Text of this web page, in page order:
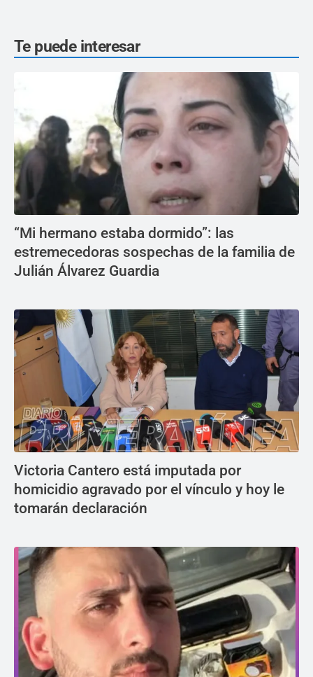
Te puede interesar
“Mi hermano estaba dormido”: las
estremecedoras sospechas de la familia de
Julián Álvarez Guardia
Victoria Cantero está imputada por
homicidio agravado por el vínculo y hoy le
tomarán declaración